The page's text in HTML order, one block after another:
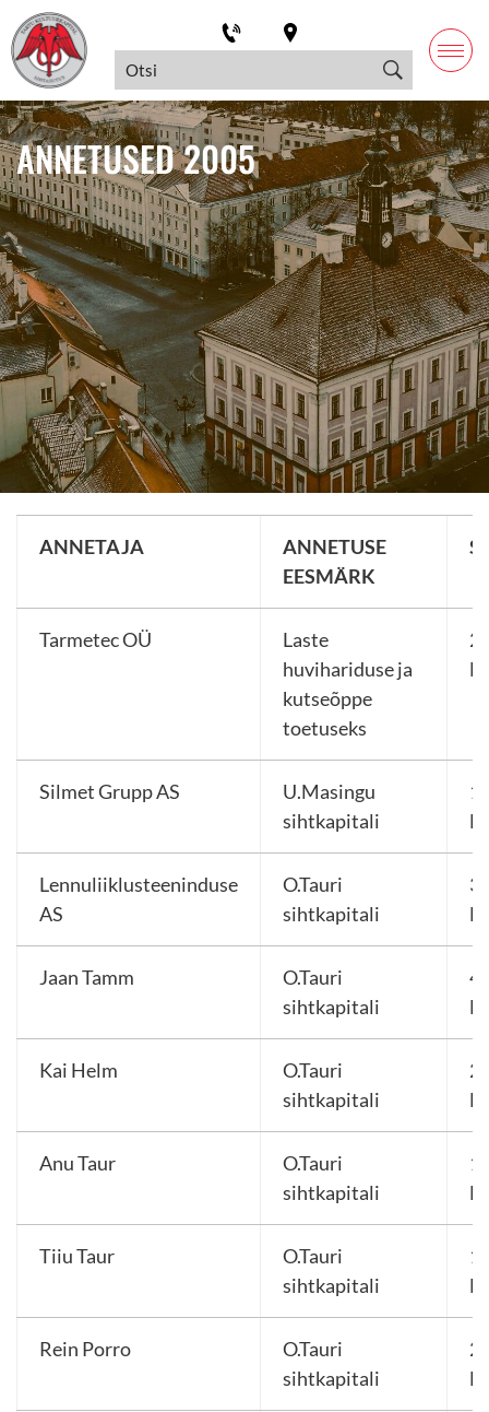
ANNETUSED 2005
ANNETAJA
ANNETUSE
EESMÄRK
Tarmetec OÜ
Laste
huvihariduse ja
kutseõppe
toetuseks
Silmet Grupp AS
U.Masingu
sihtkapitali
Lennuliiklusteeninduse
AS
O.Tauri
sihtkapitali
Jaan Tamm
O.Tauri
sihtkapitali
4
Kai Helm
O.Tauri
sihtkapitali
2
Anu Taur
O.Tauri
sihtkapitali
1
Tiiu Taur
O.Tauri
sihtkapitali
1
Rein Porro
O.Tauri
sihtkapitali
2